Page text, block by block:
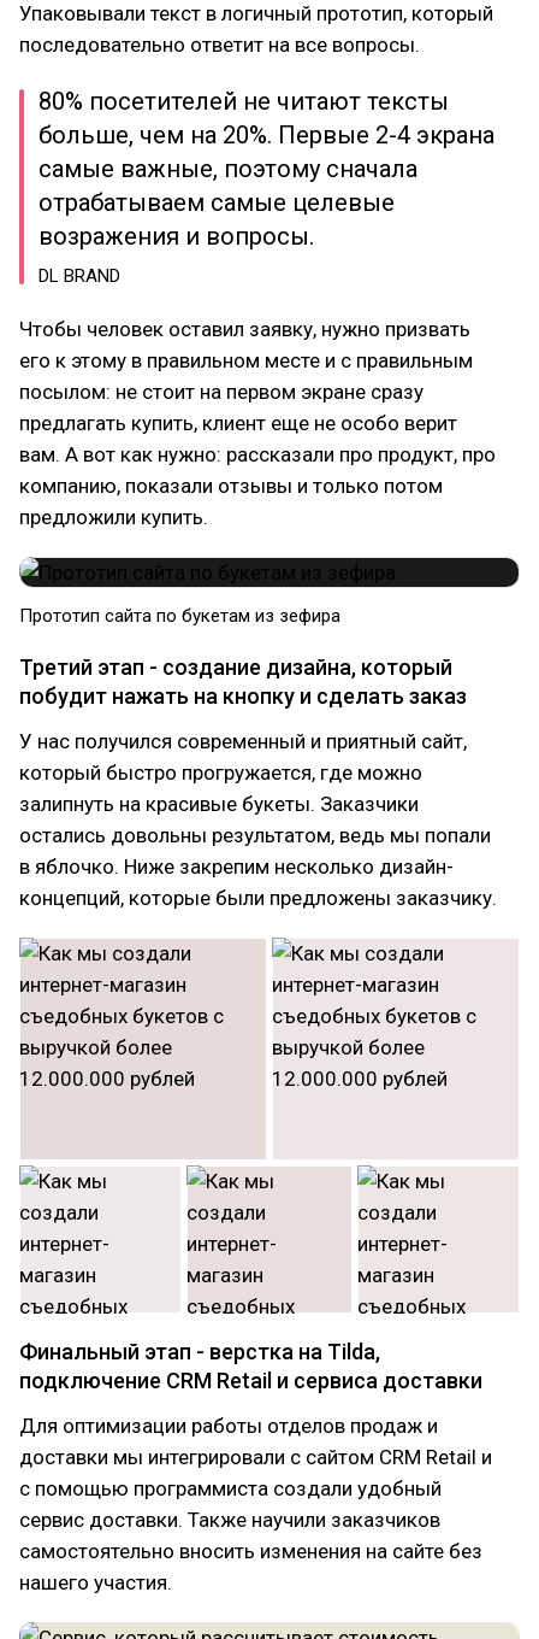
Упаковывали текст в логичный прототип, который
последовательно ответит на все вопросы.
80% посетителей не читают тексты
больше, чем на 20%. Первые 2-4 экрана
самые важные, поэтому сначала
отрабатываем самые целевые
возражения и вопросы.
DL BRAND
Чтобы человек оставил заявку, нужно призвать
его к этому в правильном месте и с правильным
посылом: не стоит на первом экране сразу
предлагать купить, клиент еще не особо верит
вам. А вот как нужно: рассказали про продукт, про
компанию, показали отзывы и только потом
предложили купить.
Прототип сайта по букетам из зефира
Третий этап - создание дизайна, который
побудит нажать на кнопку и сделать заказ
У нас получился современный и приятный сайт,
который быстро прогружается, где можно
залипнуть на красивые букеты. Заказчики
остались довольны результатом, ведь мы попали
в яблочко. Ниже закрепим несколько дизайн-
концепций, которые были предложены заказчику.
Финальный этап - верстка на Tilda,
подключение CRM Retail и сервиса доставки
Для оптимизации работы отделов продаж и
доставки мы интегрировали с сайтом CRM Retail и
с помощью программиста создали удобный
сервис доставки. Также научили заказчиков
самостоятельно вносить изменения на сайте без
нашего участия.